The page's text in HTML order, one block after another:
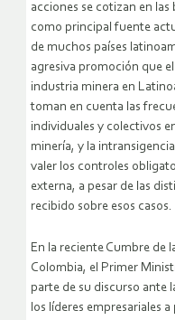
acciones se cotizan en las
como principal fuente
de muchos países
agresiva promoción que
industria minera en
toman en cuenta las
individuales y colectivos
minería, y la
valer los controles
externa, a pesar de las
recibido sobre esos casos.
En la reciente Cumbre de
Colombia, el Primer
parte de su discurso ante
los líderes empresariales